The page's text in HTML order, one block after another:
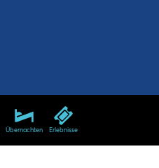
Übernachten Erlebnisse